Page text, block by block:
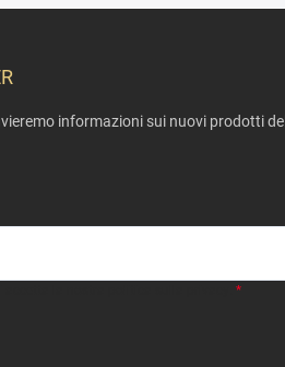
informazioni sui nuovi prodotti del